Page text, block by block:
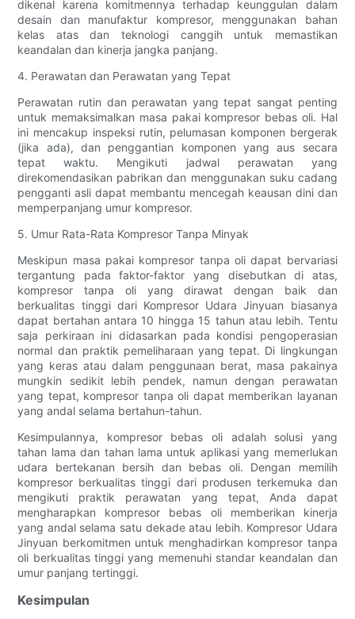
dikenal karena komitmennya terhadap keunggulan dalam
desain dan manufaktur kompresor, menggunakan bahan
kelas atas dan teknologi canggih untuk memastikan
keandalan dan kinerja jangka panjang.
4. Perawatan dan Perawatan yang Tepat
Perawatan rutin dan perawatan yang tepat sangat penting
untuk memaksimalkan masa pakai kompresor bebas oli. Hal
ini mencakup inspeksi rutin, pelumasan komponen bergerak
(jika ada), dan penggantian komponen yang aus secara
tepat waktu. Mengikuti jadwal perawatan yang
direkomendasikan pabrikan dan menggunakan suku cadang
pengganti asli dapat membantu mencegah keausan dini dan
memperpanjang umur kompresor.
5. Umur Rata-Rata Kompresor Tanpa Minyak
Meskipun masa pakai kompresor tanpa oli dapat bervariasi
tergantung pada faktor-faktor yang disebutkan di atas,
kompresor tanpa oli yang dirawat dengan baik dan
berkualitas tinggi dari Kompresor Udara Jinyuan biasanya
dapat bertahan antara 10 hingga 15 tahun atau lebih. Tentu
saja perkiraan ini didasarkan pada kondisi pengoperasian
normal dan praktik pemeliharaan yang tepat. Di lingkungan
yang keras atau dalam penggunaan berat, masa pakainya
mungkin sedikit lebih pendek, namun dengan perawatan
yang tepat, kompresor tanpa oli dapat memberikan layanan
yang andal selama bertahun-tahun.
Kesimpulannya, kompresor bebas oli adalah solusi yang
tahan lama dan tahan lama untuk aplikasi yang memerlukan
udara bertekanan bersih dan bebas oli. Dengan memilih
kompresor berkualitas tinggi dari produsen terkemuka dan
mengikuti praktik perawatan yang tepat, Anda dapat
mengharapkan kompresor bebas oli memberikan kinerja
yang andal selama satu dekade atau lebih. Kompresor Udara
Jinyuan berkomitmen untuk menghadirkan kompresor tanpa
oli berkualitas tinggi yang memenuhi standar keandalan dan
umur panjang tertinggi.
Kesimpulan